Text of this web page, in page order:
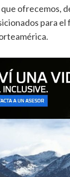
ofrecemos,
para